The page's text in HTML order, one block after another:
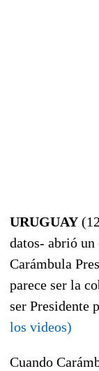
URUGUAY
datos- abrió
Carámbula
parece ser la
ser Presidente
los videos)
Cuando